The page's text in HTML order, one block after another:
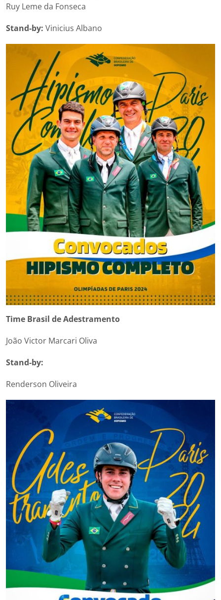
Ruy Leme da Fonseca
Stand-by: Vinicius Albano
Time Brasil de Adestramento
João Victor Marcari Oliva
Stand-by:
Renderson Oliveira